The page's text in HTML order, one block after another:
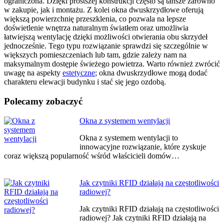
w zakupie, jak i montażu. Z kolei okna dwuskrzydłowe oferują
większą powierzchnię przeszklenia, co pozwala na lepsze
doświetlenie wnętrza naturalnym światłem oraz umożliwia
łatwiejszą wentylację dzięki możliwości otwierania obu skrzydeł
jednocześnie. Tego typu rozwiązanie sprawdzi się szczególnie w
większych pomieszczeniach lub tam, gdzie zależy nam na
maksymalnym dostępie świeżego powietrza. Warto również zwrócić
uwagę na aspekty estetyczne; okna dwuskrzydłowe mogą dodać
charakteru elewacji budynku i stać się jego ozdobą.
Polecamy zobaczyć
Okna z systemem wentylacji
Okna z systemem wentylacji to
innowacyjne rozwiązanie, które zyskuje
coraz większą popularność wśród właścicieli domów…
Jak czytniki RFID działają na częstotliwości
radiowej?
Jak czytniki RFID działają na częstotliwości
radiowej? Jak czytniki RFID działają na
Nawigacja
wpisu